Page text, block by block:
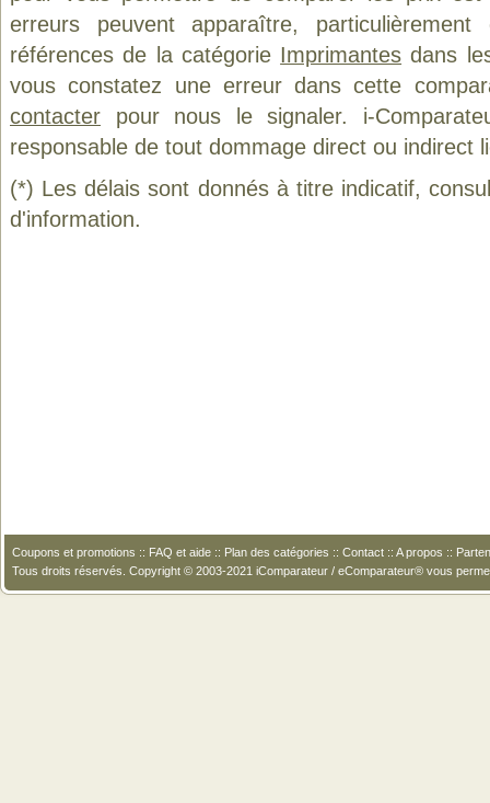
erreurs peuvent apparaître,
références de la catégorie Imprimantes dans
vous constatez une erreur dans cette
contacter pour nous le signaler. i-
responsable de tout dommage direct ou indirect
(*) Les délais sont donnés à titre indicatif,
d'information.
Coupons et promotions :: FAQ et aide :: Plan des catégories :: Contact :: A propos ::
Tous droits réservés. Copyright © 2003-2021 iComparateur / eComparateur® vous